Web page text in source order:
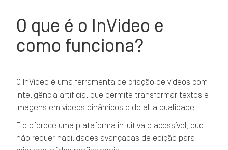
O que é o InVideo e
como funciona?
O InVideo é uma ferramenta de criação de vídeos com
inteligência artificial que permite transformar textos e
imagens em vídeos dinâmicos e de alta qualidade.
Ele oferece uma plataforma intuitiva e acessível, que
não requer habilidades avançadas de edição para